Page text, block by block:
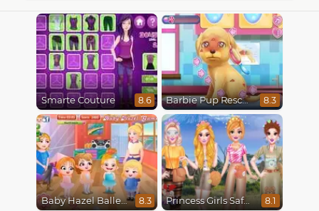
Smarte Couture 8.6 Barbie Pup Rescue 8.3
Baby Hazel Ballerina Dance 8.3 Princess Girls Safari Trip 8.1